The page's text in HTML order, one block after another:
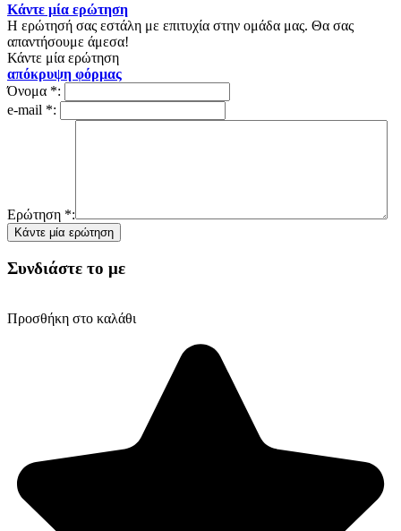
Κάντε μία ερώτηση
Η ερώτησή σας εστάλη με επιτυχία στην ομάδα μας. Θα σας
απαντήσουμε άμεσα!
Κάντε μία ερώτηση
απόκρυψη φόρμας
Όνομα *:
e-mail *:
Ερώτηση *:
Συνδιάστε το με
Προσθήκη στο καλάθι